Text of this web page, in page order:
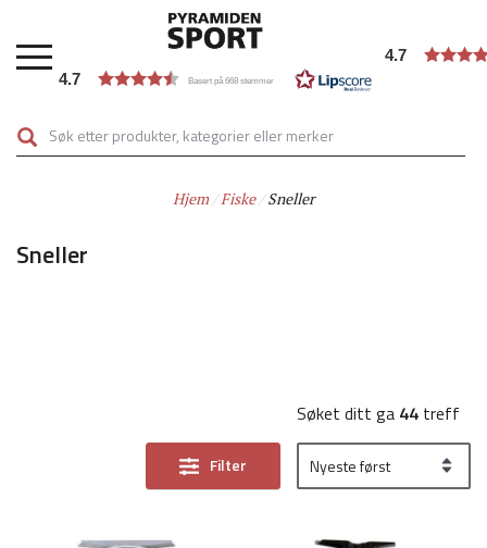
hovedinnhold
4.7 Basert på 668 stemmer
4.7
Hjem Fiske Sneller
Sneller
Søket ditt ga 44 treff
Filter